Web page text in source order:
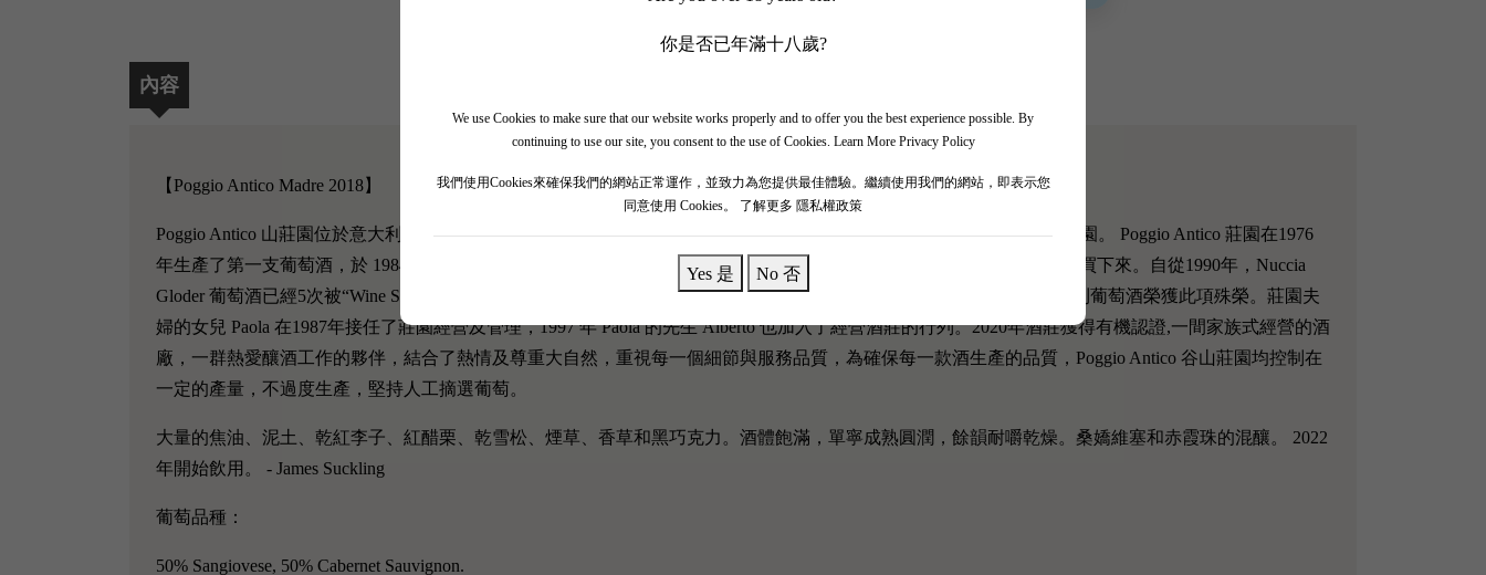
你是否已年滿十八歲?
We use Cookies to make sure that our website works properly and to offer you the best experience possible. By
continuing to use our site, you consent to the use of Cookies. Learn More Privacy Policy
我們使用Cookies來確保我們的網站正常運作，並致力為您提供最佳體驗。繼續使用我們的網站，即表示您
同意使用 Cookies。 了解更多 隱私權政策
Yes 是 No 否
內容
【Poggio Antico Madre 2018】
Poggio Antico 山莊園位於意大利 Tuscany 省的 Montalcino 區，佔地約200公頃，擁有美麗的樹林、田野、橄欖樹以及葡萄園。 Poggio Antico 莊園在1976
年生產了第一支葡萄酒，於 1984 年 Giancarlo 和 Nuccia Gloder 夫婦倆對此葡萄園看上這裡的風土條件，決定將此酒莊購買下來。自從1990年，Nuccia
Gloder 葡萄酒已經5次被“Wine Spectator" ，評為“ 年度100佳釀”。 1985年的 Poggio 更成為此列中的第四位，是首支意大利葡萄酒榮獲此項殊榮。莊園夫
婦的女兒 Paola 在1987年接任了莊園經營及管理，1997 年 Paola 的先生 Alberto 也加入了經營酒莊的行列。2020年酒莊獲得有機認證,一間家族式經營的酒
廠，一群熱愛釀酒工作的夥伴，結合了熱情及尊重大自然，重視每一個細節與服務品質，為確保每一款酒生產的品質，Poggio Antico 谷山莊園均控制在
一定的產量，不過度生產，堅持人工摘選葡萄。
大量的焦油、泥土、乾紅李子、紅醋栗、乾雪松、煙草、香草和黑巧克力。酒體飽滿，單寧成熟圓潤，餘韻耐嚼乾燥。桑嬌維塞和赤霞珠的混釀。 2022
年開始飲用。 - James Suckling
葡萄品種：
50% Sangiovese, 50% Cabernet Sauvignon.